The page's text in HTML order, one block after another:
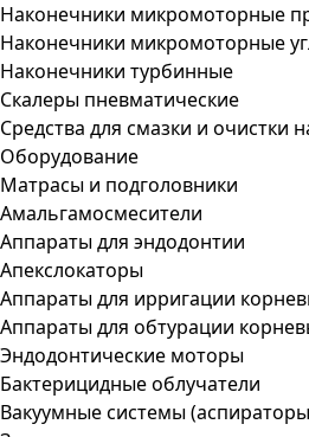
Наконечники микромоторные
Наконечники микромоторные
Наконечники турбинные
Скалеры пневматические
Средства для смазки и очистки
Оборудование
Матрасы и подголовники
Амальгамосмесители
Аппараты для эндодонтии
Апекслокаторы
Аппараты для ирригации
Аппараты для обтурации
Эндодонтические моторы
Бактерицидные облучатели
Вакуумные системы